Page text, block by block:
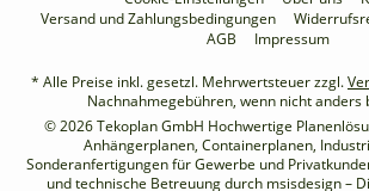
Versand und Zahlungsbedingungen
AGB
Impressum
* Alle Preise inkl. gesetzl. Mehrwertsteuer zzgl.
Nachnahmegebühren, wenn nicht anders
© 2026 Tekoplan GmbH Hochwertige
Anhängerplanen, Containerplanen,
Sonderanfertigungen für Gewerbe und
und technische Betreuung durch msisdesign –